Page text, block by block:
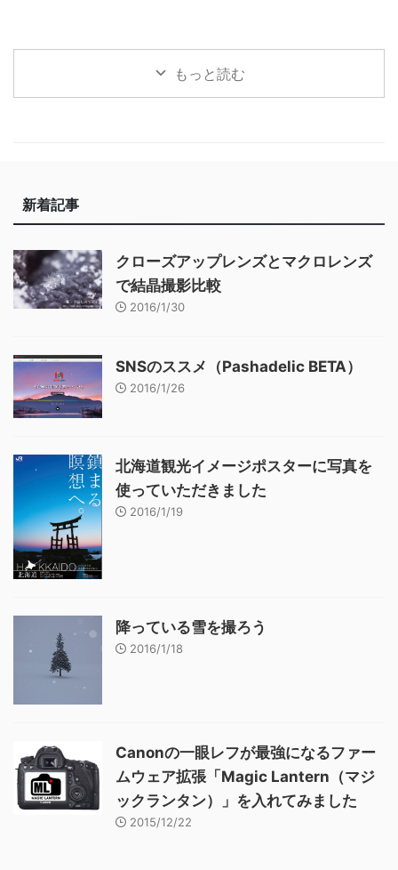
もっと読む
新着記事
クローズアップレンズとマクロレンズ
で結晶撮影比較
2016/1/30
SNSのススメ（Pashadelic BETA）
2016/1/26
北海道観光イメージポスターに写真を
使っていただきました
2016/1/19
降っている雪を撮ろう
2016/1/18
Canonの一眼レフが最強になるファー
ムウェア拡張「Magic Lantern（マジ
ックランタン）」を入れてみました
2015/12/22